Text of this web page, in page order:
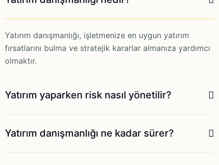
Yatırım danışmanlığı, işletmenize en uygun yatırım
fırsatlarını bulma ve stratejik kararlar almanıza yardımcı
olmaktır.
Yatırım yaparken risk nasıl yönetilir?
Yatırım danışmanlığı ne kadar sürer?